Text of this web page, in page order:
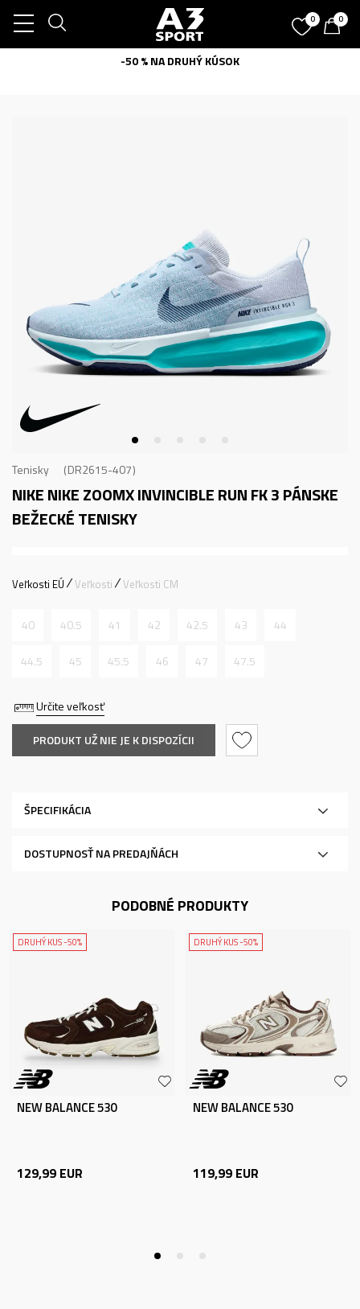
0 0
-50 % NA DRUHÝ KÚSOK
Tenisky DR2615-407
NIKE NIKE ZOOMX INVINCIBLE RUN FK 3PÁNSKE
BEŽECKÉ TENISKY
Určite veľkosť
Veľkosti EÚ Veľkosti Veľkosti CM
40 40.5 41 42 42.5 43 44
44.5 45 45.5 46 47 47.5
PRODUKT UŽ NIE JE K DISPOZÍCII
ŠPECIFIKÁCIA
DOSTUPNOSŤ NA PREDAJŇÁCH
PODOBNÉ PRODUKTY
DRUHÝ KUS -50%
NEW BALANCE 530
129,99 EUR
DRUHÝ KUS -50%
NEW BALANCE 530
119,99 EUR